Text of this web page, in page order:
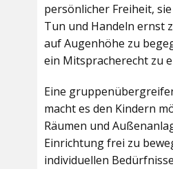
persönlicher Freiheit,
Tun und Handeln ernst
auf Augenhöhe zu
ein Mitspracherecht zu
Eine
macht es den Kindern
Räumen und
Einrichtung frei zu
individuellen